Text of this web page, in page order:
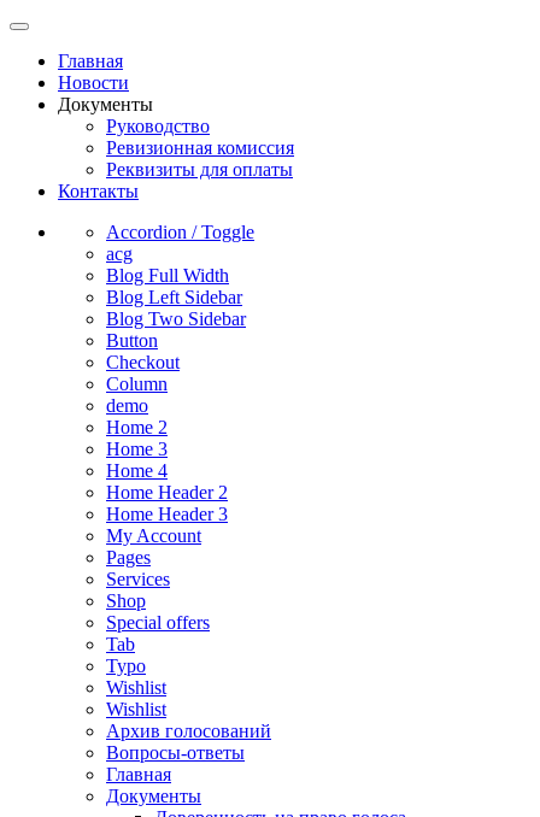
Главная
Новости
Документы
Руководство
Ревизионная комиссия
Реквизиты для оплаты
Контакты
Accordion / Toggle
acg
Blog Full Width
Blog Left Sidebar
Blog Two Sidebar
Button
Checkout
Column
demo
Home 2
Home 3
Home 4
Home Header 2
Home Header 3
My Account
Pages
Services
Shop
Special offers
Tab
Typo
Wishlist
Wishlist
Архив голосований
Вопросы-ответы
Главная
Документы